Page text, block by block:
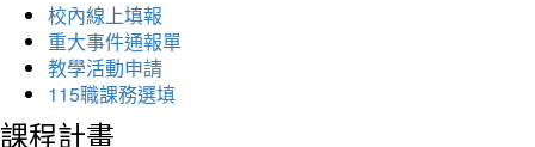
校內線上填報
重大事件通報單
教學活動申請
115職課務選填
課程計畫